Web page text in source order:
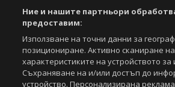
Powered by:
Ние и нашите партньори
предоставим:
Използване на точни данни за
позициониране. Активно сканиране на
характеристиките на устройството
Съхраняване на и/или достъп до
устройство. Персонализирана